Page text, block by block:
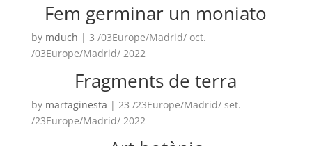
Fem germinar un moniato
by mduch | 3 /03Europe/Madrid/ oct.
/03Europe/Madrid/ 2022
Fragments de terra
by martaginesta | 23 /23Europe/Madrid/ set.
/23Europe/Madrid/ 2022
MÓN ESCOLAR
ALBERG CENTRE ESPLAI
FORMACIÓ